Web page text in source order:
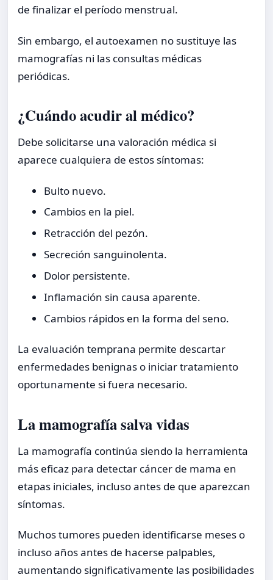
de finalizar el período menstrual.
Sin embargo, el autoexamen no sustituye las
mamografías ni las consultas médicas
periódicas.
¿Cuándo acudir al médico?
Debe solicitarse una valoración médica si
aparece cualquiera de estos síntomas:
Bulto nuevo.
Cambios en la piel.
Retracción del pezón.
Secreción sanguinolenta.
Dolor persistente.
Inflamación sin causa aparente.
Cambios rápidos en la forma del seno.
La evaluación temprana permite descartar
enfermedades benignas o iniciar tratamiento
oportunamente si fuera necesario.
La mamografía salva vidas
La mamografía continúa siendo la herramienta
más eficaz para detectar cáncer de mama en
etapas iniciales, incluso antes de que aparezcan
síntomas.
Muchos tumores pueden identificarse meses o
incluso años antes de hacerse palpables,
aumentando significativamente las posibilidades